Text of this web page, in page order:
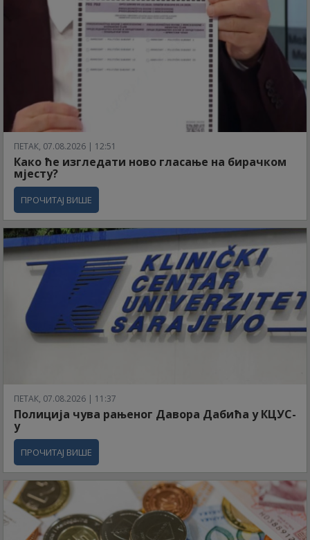
ПЕТАК, 07.08.2026 | 12:51
Како ће изгледати ново гласање на бирачком
мјесту?
ПРОЧИТАЈ ВИШЕ
ПЕТАК, 07.08.2026 | 11:37
Полиција чува рањеног Давора Дабића у КЦУС-
у
ПРОЧИТАЈ ВИШЕ